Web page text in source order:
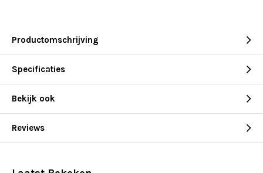
Productomschrijving
Specificaties
Bekijk ook
Reviews